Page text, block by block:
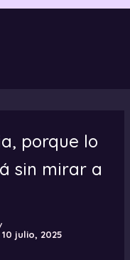
porque lo
sin mirar a
10 julio, 2025